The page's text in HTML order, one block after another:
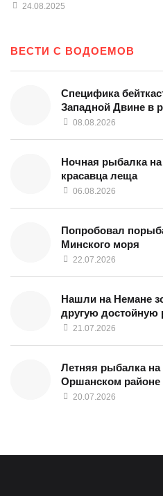
24.08.2025
ВЕСТИ С ВОДОЕМОВ
Специфика
Западной Двине в
08.08.2026
Ночная рыбалка
красавца леща
06.08.2026
Попробовал
Минского моря
22.07.2026
Нашли на Немане
другую достойную
21.07.2026
Летняя рыбалка
Оршанском районе
20.07.2026